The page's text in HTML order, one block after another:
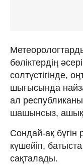
бөліктердің
солтүстігінде,
шығысында
ал
шашынсыз, ашық
Сондай-ақ
күшейіп,
сақталады.